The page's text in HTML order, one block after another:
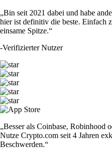
„Bin seit 2021 dabei und habe
hier ist definitiv die beste. Einfach
einsame Spitze.“
-Verifizierter Nutzer
„Besser als Coinbase, Robinhood
Nutze Crypto.com seit 4 Jahren
Beschwerden.“